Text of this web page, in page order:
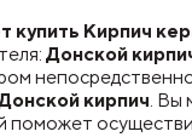
Кирпич
Донской
кирпич. Вы
поможет